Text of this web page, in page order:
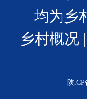
均为乡
乡村概况
陕ICP